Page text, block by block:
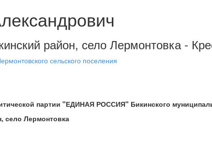
район, село Лермонтовка -
сельского поселения
партии "ЕДИНАЯ РОССИЯ" Бикинского
село Лермонтовка